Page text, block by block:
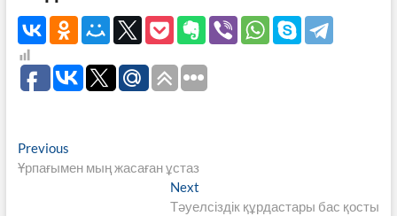
Навигация
по
PreviousPrevious
post:
Ұрпағымен мың жасаған ұстаз
Next
post:
Тәуелсіздік құрдастары бас қосты